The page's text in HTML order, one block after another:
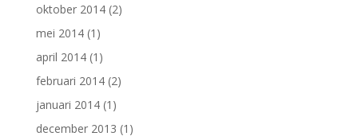
oktober 2014(2)
mei 2014(1)
april 2014(1)
februari 2014(2)
januari 2014(1)
december 2013 (1)